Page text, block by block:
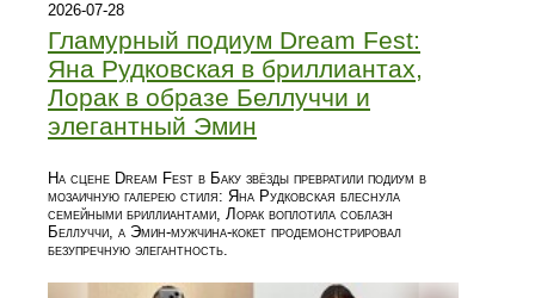
2026-07-28
Гламурный подиум Dream Fest:
Яна Рудковская в бриллиантах,
Лорак в образе Беллуччи и
элегантный Эмин
На сцене Dream Fest в Баку звёзды превратили подиум в
мозаичную галерею стиля: Яна Рудковская блеснула
семейными бриллиантами, Лорак воплотила соблазн
Беллуччи, а Эмин‑мужчина‑кокет продемонстрировал
безупречную элегантность.